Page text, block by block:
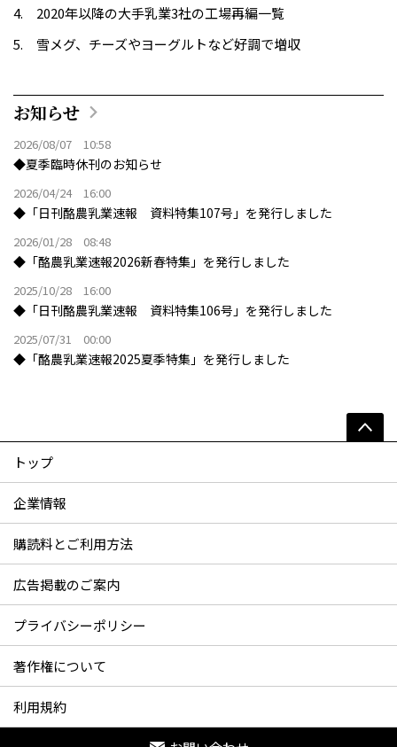
2020年以降の大手乳業3社の工場再編一覧
雪メグ、チーズやヨーグルトなど好調で増収
お知らせ
2026/08/07 10:58
◆夏季臨時休刊のお知らせ
2026/04/24 16:00
◆「日刊酪農乳業速報 資料特集107号」を発行しました
2026/01/28 08:48
◆「酪農乳業速報2026新春特集」を発行しました
2025/10/28 16:00
◆「日刊酪農乳業速報 資料特集106号」を発行しました
2025/07/31 00:00
◆「酪農乳業速報2025夏季特集」を発行しました
トップ
企業情報
購読料とご利用方法
広告掲載のご案内
プライバシーポリシー
著作権について
利用規約